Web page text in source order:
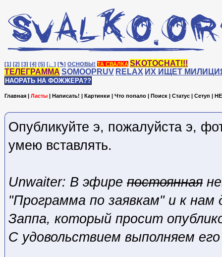
[1] [2] [3] [4] [5] [♩] [✎] ОСНОВЫ! ТА СВАЛКА SKOTOCHAT!!!
ТЕЛЕГРАММА SOMOOPRUV RELAX ИХ ИЩЕТ
НАОРАТЬ НА ФОЖЖЕРА??
Главная | Ласты | Написать! | Картинки | Что попало | Поиск | Статус | Сетуп |
Опубликуйте э, пожалуйста э,
умею вставлять.
Unwaiter: В эфире постоянная
"Программа по заявкам" и к нам
Заппа, который просит
С удовольствием выполняем его